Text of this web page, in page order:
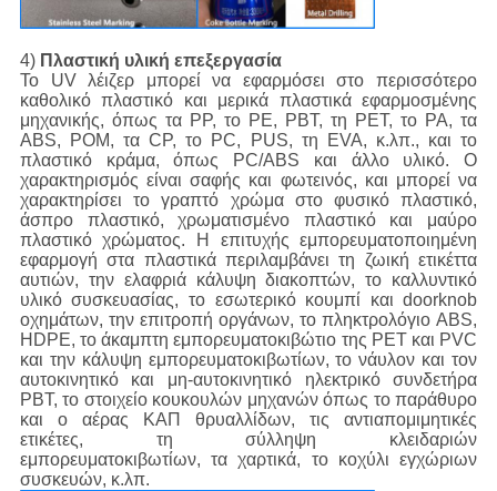
4) Πλαστική υλική επεξεργασία
Το UV λέιζερ μπορεί να εφαρμόσει στο περισσότερο
καθολικό πλαστικό και μερικά πλαστικά εφαρμοσμένης
μηχανικής, όπως τα PP, το PE, PBT, τη PET, το PA, τα
ABS, POM, τα CP, το PC, PUS, τη EVA, κ.λπ., και το
πλαστικό κράμα, όπως PC/ABS και άλλο υλικό. Ο
χαρακτηρισμός είναι σαφής και φωτεινός, και μπορεί να
χαρακτηρίσει το γραπτό χρώμα στο φυσικό πλαστικό,
άσπρο πλαστικό, χρωματισμένο πλαστικό και μαύρο
πλαστικό χρώματος. Η επιτυχής εμπορευματοποιημένη
εφαρμογή στα πλαστικά περιλαμβάνει τη ζωική ετικέττα
αυτιών, την ελαφριά κάλυψη διακοπτών, το καλλυντικό
υλικό συσκευασίας, το εσωτερικό κουμπί και doorknob
οχημάτων, την επιτροπή οργάνων, το πληκτρολόγιο ABS,
HDPE, το άκαμπτη εμπορευματοκιβώτιο της PET και PVC
και την κάλυψη εμπορευματοκιβωτίων, το νάυλον και τον
αυτοκινητικό και μη-αυτοκινητικό ηλεκτρικό συνδετήρα
PBT, το στοιχείο κουκουλών μηχανών όπως το παράθυρο
και ο αέρας ΚΑΠ θρυαλλίδων, τις αντιαπομιμητικές
ετικέτες, τη σύλληψη κλειδαριών
εμπορευματοκιβωτίων, τα χαρτικά, το κοχύλι εγχώριων
συσκευών, κ.λπ.